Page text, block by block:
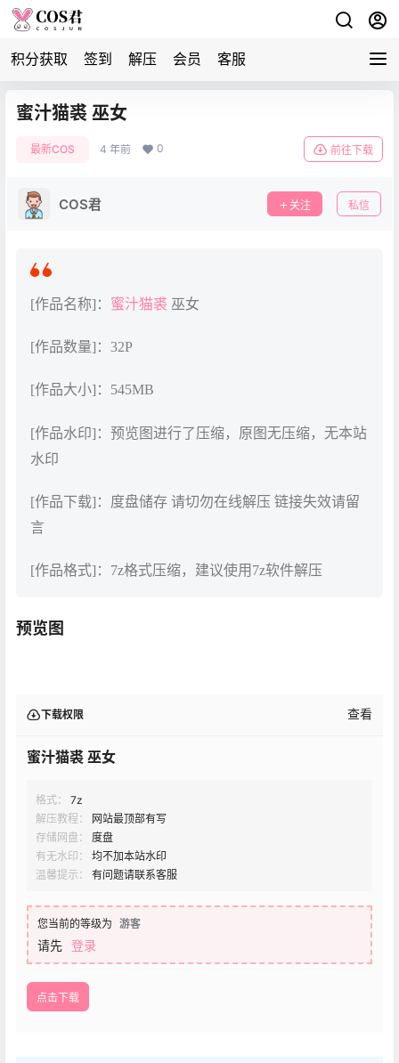
积分获取 签到 解压 会员 客服
蜜汁猫裘 巫女
最新COS 4 年前 0 前往下载
COS君 关注 私信
[作品名称]： 蜜汁猫裘 巫女
[作品数量]：32P
[作品大小]：545MB
[作品水印]：预览图进行了压缩，原图无压缩，无本站
水印
[作品下载]：度盘储存 请切勿在线解压 链接失效请留
言
[作品格式]：7z格式压缩，建议使用7z软件解压
预览图
下载权限 查看
蜜汁猫裘 巫女
格式：
7z
解压教程：
网站最顶部有写
存储网盘：
度盘
有无水印：
均不加本站水印
温馨提示：
有问题请联系客服
您当前的等级为 游客
请先 登录
点击下载